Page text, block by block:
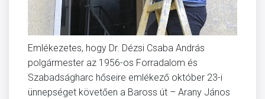
Emlékezetes, hogy Dr. Dézsi Csaba András
polgármester az 1956-os Forradalom és
Szabadságharc hőseire emlékező október 23-i
ünnepséget követően a Baross út – Arany János